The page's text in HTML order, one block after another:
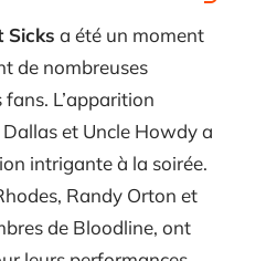
Sicks a été un moment
de nombreuses
L’apparition
et Uncle Howdy a
intrigante à la soirée.
Randy Orton et
de Bloodline, ont